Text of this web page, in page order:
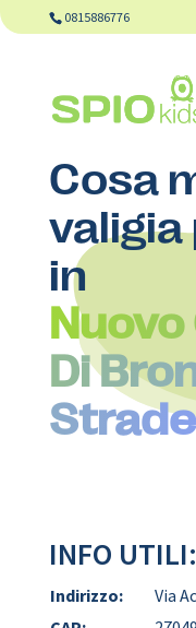
0815886776
Cosa
in
Di
INFO UTILI:
Indirizzo:
Via